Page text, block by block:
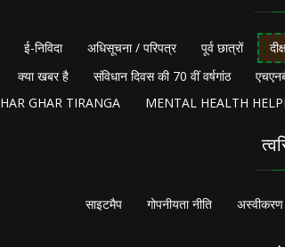
ई-निविदा अधिसूचना / परिपत्र पूर्व छात्रों
क्या खबर है संविधान दिवस की 70 वीं वर्षगांठ
HAR GHAR TIRANGA MENTAL HEALTH
साइटमैप गोपनीयता नीति अस्वीकरण